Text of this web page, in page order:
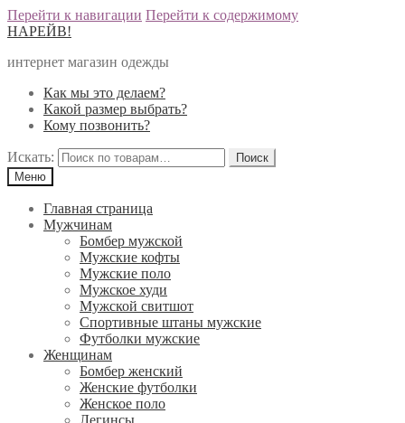
Перейти к навигации Перейти к содержимому
НАРЕЙВ!
интернет магазин одежды
Как мы это делаем?
Какой размер выбрать?
Кому позвонить?
Искать:
Меню
Главная страница
Мужчинам
Бомбер мужской
Мужские кофты
Мужские поло
Мужское худи
Мужской свитшот
Спортивные штаны мужские
Футболки мужские
Женщинам
Бомбер женский
Женские футболки
Женское поло
Легинсы